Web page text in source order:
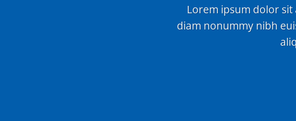
Lorem ipsum dolor sit
diam nonummy nibh